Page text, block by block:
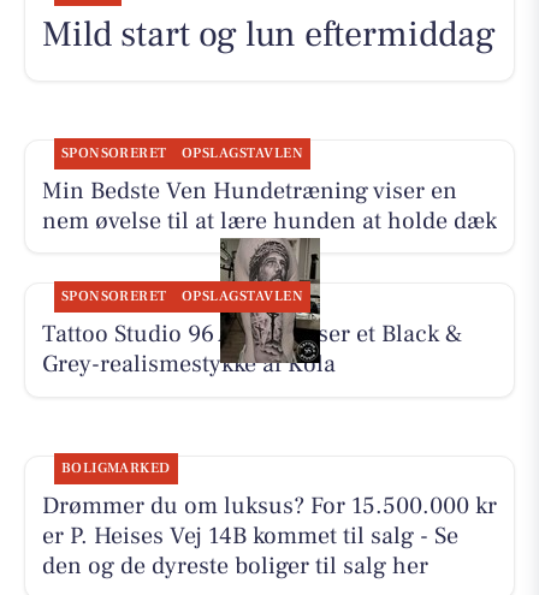
Mild start og lun eftermiddag
SPONSORERET OPSLAGSTAVLEN
Min Bedste Ven Hundetræning viser en
nem øvelse til at lære hunden at holde dæk
SPONSORERET OPSLAGSTAVLEN
Tattoo Studio 96 Aarhus viser et Black &
Grey-realismestykke af Kola
BOLIGMARKED
Drømmer du om luksus? For 15.500.000 kr
er P. Heises Vej 14B kommet til salg - Se
den og de dyreste boliger til salg her